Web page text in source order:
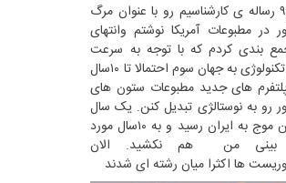
سال ۹۲ رساله ی کارشناسیم رو با عنوان مرگ
در مطبوعات آمریکا نوشتم وانتهای
بندی کردم که با توجه به سرعت
انتقال تکنولوژی به جهان سوم احتمالا تا ۱۰سال
های جدید مطبوعات ستون های
رو به نوستالژی تبدیل کنن. یک سال
بعد این موج به ایران رسید و به ۱۰سال مورد
من هم نکشید. الان
ها اکثرا میان رشته ای شدند